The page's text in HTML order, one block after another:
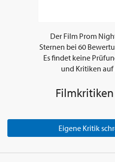
Der Film Prom
Sternen bei 60
Es findet keine
und Kritiken
Filmkritiken
Eigene Kritik